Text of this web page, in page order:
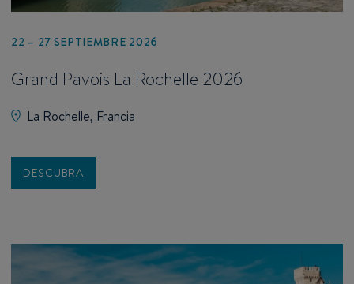
22 – 27 SEPTIEMBRE 2026
Grand Pavois La Rochelle 2026
La Rochelle, Francia
DESCUBRA